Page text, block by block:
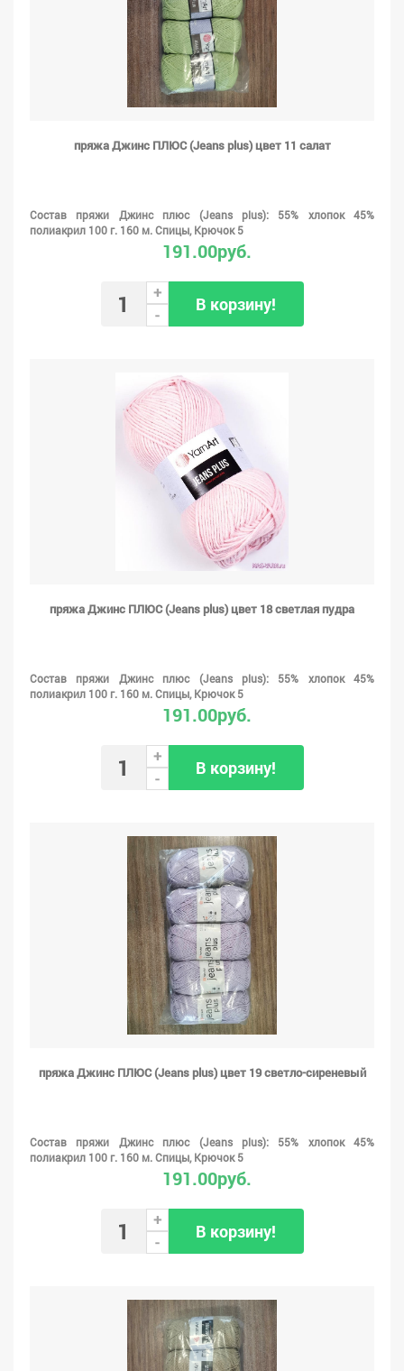
пряжа Джинс ПЛЮС (Jeans plus) цвет 11 салат
Состав пряжи Джинс плюс (Jeans plus): 55% хлопок 45%
полиакрил 100 г. 160 м. Спицы, Крючок 5
191.00руб.
+
-
В корзину!
пряжа Джинс ПЛЮС (Jeans plus) цвет 18 светлая пудра
Состав пряжи Джинс плюс (Jeans plus): 55% хлопок 45%
полиакрил 100 г. 160 м. Спицы, Крючок 5
191.00руб.
+
-
В корзину!
пряжа Джинс ПЛЮС (Jeans plus) цвет 19 светло-сиреневый
Состав пряжи Джинс плюс (Jeans plus): 55% хлопок 45%
полиакрил 100 г. 160 м. Спицы, Крючок 5
191.00руб.
+
-
В корзину!